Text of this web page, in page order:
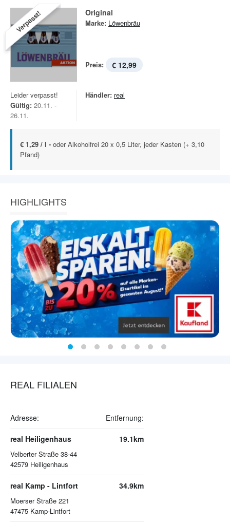
Verpasst! Original
Marke: Löwenbräu
Preis: € 12,99
Leider verpasst!
Gültig: 20.11. -
26.11.
Händler: real
€ 1,29 / l - oder Alkoholfrei 20 x 0,5 Liter, jeder Kasten (+ 3,10
Pfand)
HIGHLIGHTS
REAL FILIALEN
Adresse: Entfernung:
real Heiligenhaus
Velberter Straße 38-44
42579 Heiligenhaus
19.1km
real Kamp - Lintfort
Moerser Straße 221
47475 Kamp-Lintfort
34.9km